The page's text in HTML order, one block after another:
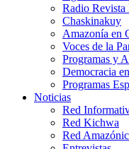
Radio Revista
Chaskinakuy
Amazonía en
Voces de la
Programas y
Democracia
Programas
Noticias
Red
Red Kichwa
Red